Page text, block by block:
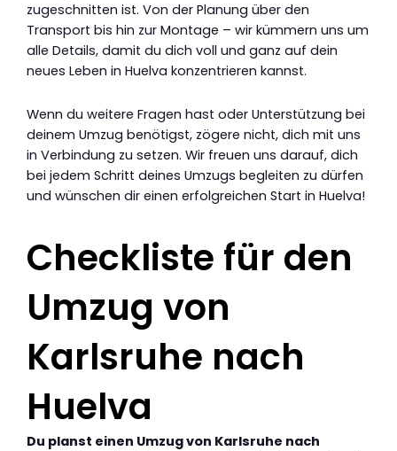
zugeschnitten ist. Von der Planung über den
Transport bis hin zur Montage – wir kümmern uns um
alle Details, damit du dich voll und ganz auf dein
neues Leben in Huelva konzentrieren kannst.
Wenn du weitere Fragen hast oder Unterstützung bei
deinem Umzug benötigst, zögere nicht, dich mit uns
in Verbindung zu setzen. Wir freuen uns darauf, dich
bei jedem Schritt deines Umzugs begleiten zu dürfen
und wünschen dir einen erfolgreichen Start in Huelva!
Checkliste für den
Umzug von
Karlsruhe nach
Huelva
Du planst einen Umzug von Karlsruhe nach